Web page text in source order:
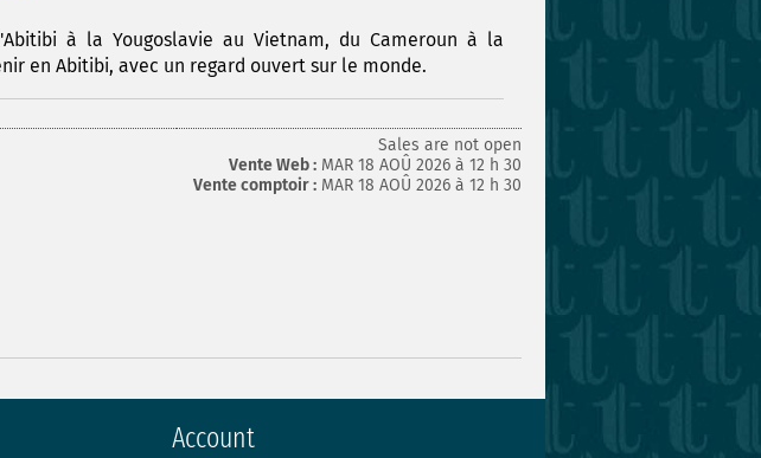
à la Yougoslavie au Vietnam, du Cameroun à la
en Abitibi, avec un regard ouvert sur le monde.
Sales are not open
Vente Web : MAR 18 AOÛ 2026 à 12 h 30
Vente comptoir : MAR 18 AOÛ 2026 à 12 h 30
Account